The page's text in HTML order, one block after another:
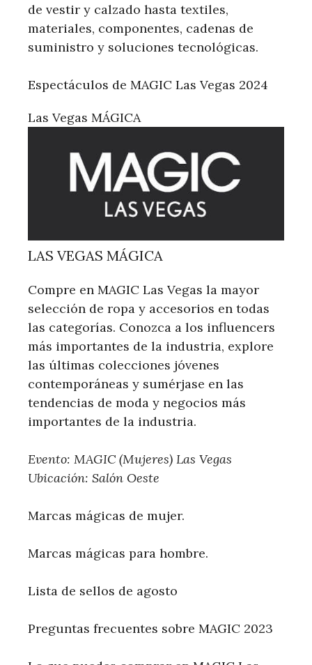
de vestir y calzado hasta textiles,
materiales, componentes, cadenas de
suministro y soluciones tecnológicas.
Espectáculos de MAGIC Las Vegas 2024
Las Vegas MÁGICA
LAS VEGAS MÁGICA
Compre en MAGIC Las Vegas la mayor
selección de ropa y accesorios en todas
las categorías. Conozca a los influencers
más importantes de la industria, explore
las últimas colecciones jóvenes
contemporáneas y sumérjase en las
tendencias de moda y negocios más
importantes de la industria.
Evento: MAGIC (Mujeres) Las Vegas
Ubicación: Salón Oeste
Marcas mágicas de mujer.
Marcas mágicas para hombre.
Lista de sellos de agosto
Preguntas frecuentes sobre MAGIC 2023